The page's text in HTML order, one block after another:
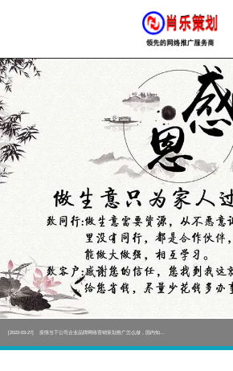
[2022-05-29] 实体门店如何做网络推广吸引客户，实体店网络营销技巧...
[2022-05-04] 污水处理设备厂家产品如何做网络推广（污水处理项目网...
[2022-03-27] 疫情当下公司企业品牌网络营销策划推广怎么做，国内知...